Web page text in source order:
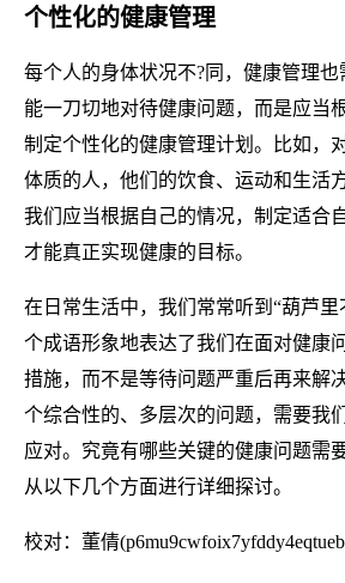
个性化的健康管理
每个人的身体状况不?同，健康管理
能一刀切地对待健康问题，而是应当
制定个性化的健康管理计划。比如，
体质的人，他们的饮食、运动和生活
我们应当根据自己的情况，制定适合
才能真正实现健康的目标。
在日常生活中，我们常常听到“葫芦
个成语形象地表达了我们在面对健康
措施，而不是等待问题严重后再来解
个综合性的、多层次的问题，需要我
应对。究竟有哪些关键的健康问题需
从以下几个方面进行详细探讨。
校对：董倩